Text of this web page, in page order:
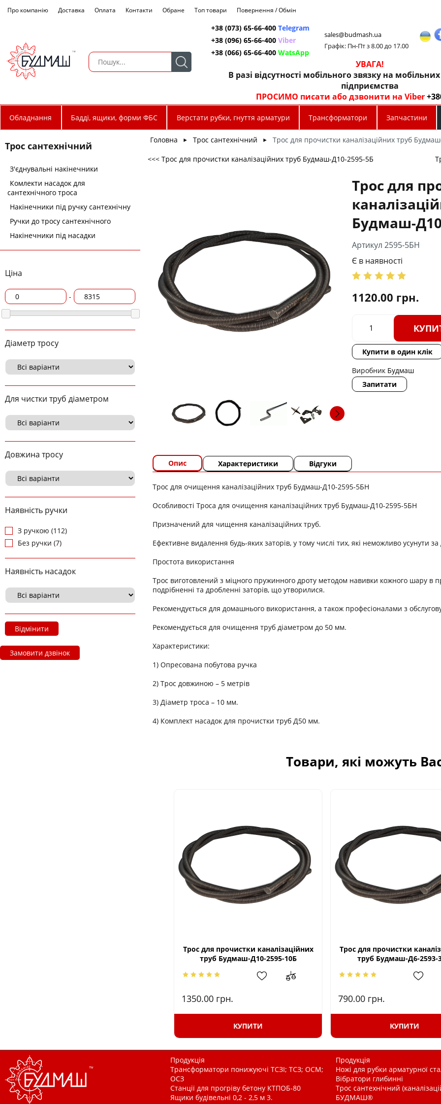
Про компанію Доставка Оплата Контакти Обране Топ товари Повернення / Обмін
+38 (073) 65-66-400 Telegram
+38 (096) 65-66-400 Viber
+38 (066) 65-66-400 WatsApp
sales@budmash.ua
Графік: Пн-Пт з 8.00 до 17.00
УВАГА!
В разі відсутності мобільного звязку на
підприємства
ПРОСИМО писати або дзвонити на Viber
Обладнання Бадді, ящики, форми ФБС Верстати рубки, гнуття арматури Трансформатори Запчастини
Трос сантехнічний
З'єднувальні накінечники
Комлекти насадок для
сантехнічного троса
Накінечники під ручку сантехнічну
Ручки до тросу сантехнічного
Накінечники під насадки
Ціна
-
Діаметр тросу
Для чистки труб діаметром
Довжина тросу
Наявність ручки
З ручкою (112)
Без ручки (7)
Наявність насадок
Відмінити
Замовити дзвінок
Головна ► Трос сантехнічний ► Трос для прочистки каналізаційних труб
<<< Трос для прочистки каналізаційних труб Будмаш-Д10-2595-5Б
Трос для
Будмаш-
Артикул 2595-5БН
Є в наявності
1120.00 грн.
Купити в один клік
Виробник Будмаш
Запитати
Опис Характеристики Відгуки
Трос для очищення каналізаційних труб Будмаш-Д10-2595-5БН
Особливості Троса для очищення каналізаційних труб Будмаш-Д10-2595-5БН
Призначений для чищення каналізаційних труб.
Ефективне видалення будь-яких заторів, у тому числі тих, які неможливо усунути
Простота використання
Трос виготовлений з міцного пружинного дроту методом навивки кожного шару в
подрібненні та дробленні заторів, що утворилися.
Рекомендується для домашнього використання, а також професіоналами з
Рекомендується для очищення труб діаметром до 50 мм.
Характеристики:
1) Опресована побутова ручка
2) Трос довжиною – 5 метрів
3) Діаметр троса – 10 мм.
4) Комплект насадок для прочистки труб Д50 мм.
Товари, які можуть
Трос для прочистки каналізаційних
труб Будмаш-Д10-2595-10Б
1350.00 грн.
КУПИТИ
Трос для прочистки
труб Будмаш-Д6-2593-
790.00 грн.
КУПИТИ
Продукція
Трансформатори понижуючі ТСЗІ; ТСЗ; ОСМ;
ОСЗ
Станції для прогріву бетону КТПОБ-80
Ящики будівельні 0,2 - 2,5 м 3.
Продукція
Ножі для рубки арматурної
Вібратори глибинні
Трос сантехнічний
БУДМАШ®